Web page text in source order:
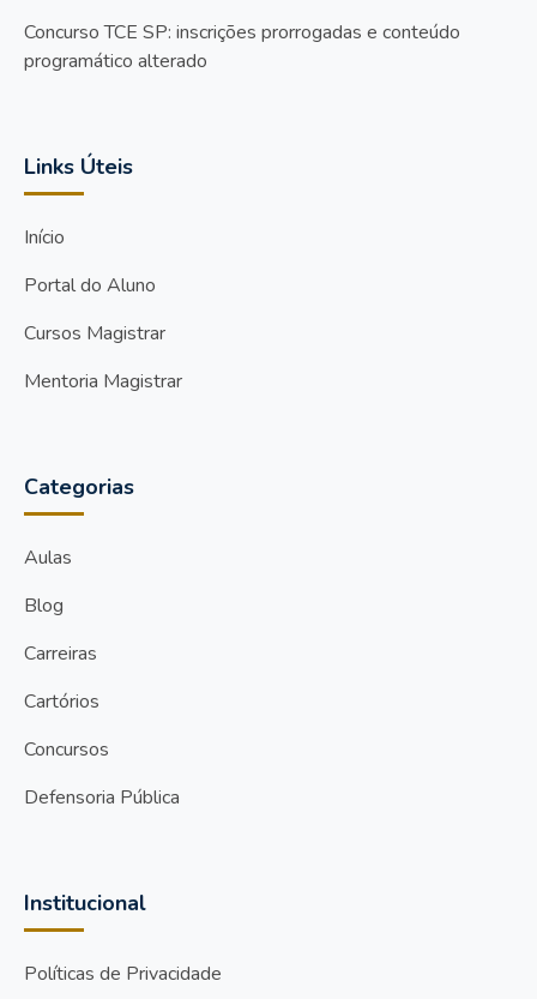
Concurso TCE SP: inscrições prorrogadas e conteúdo
programático alterado
Links Úteis
Início
Portal do Aluno
Cursos Magistrar
Mentoria Magistrar
Categorias
Aulas
Blog
Carreiras
Cartórios
Concursos
Defensoria Pública
Institucional
Políticas de Privacidade